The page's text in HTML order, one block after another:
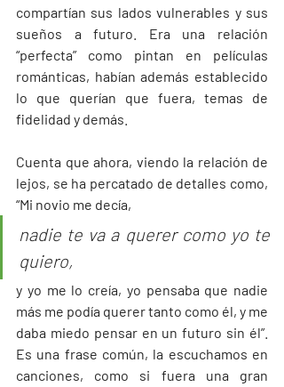
compartían sus lados vulnerables y sus
sueños a futuro. Era una relación
“perfecta” como pintan en películas
románticas, habían además establecido
lo que querían que fuera, temas de
fidelidad y demás.
Cuenta que ahora, viendo la relación de
lejos, se ha percatado de detalles como,
“Mi novio me decía,
nadie te va a querer como yo te
quiero,
y yo me lo creía, yo pensaba que nadie
más me podía querer tanto como él, y me
daba miedo pensar en un futuro sin él”.
Es una frase común, la escuchamos en
canciones, como si fuera una gran